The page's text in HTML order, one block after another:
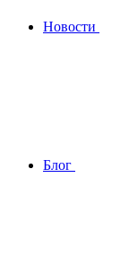
Новости
Блог